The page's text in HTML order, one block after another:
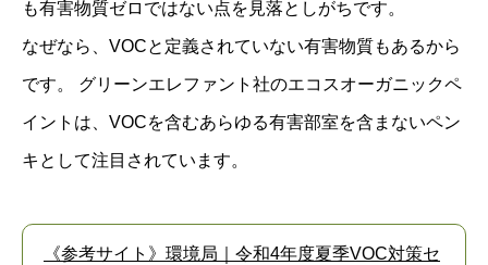
も有害物質ゼロではない点を見落としがちです。
なぜなら、VOCと定義されていない有害物質もあるから
です。 グリーンエレファント社のエコスオーガニックペ
イントは、VOCを含むあらゆる有害部室を含まないペン
キとして注目されています。
《参考サイト》環境局｜令和4年度夏季VOC対策セ